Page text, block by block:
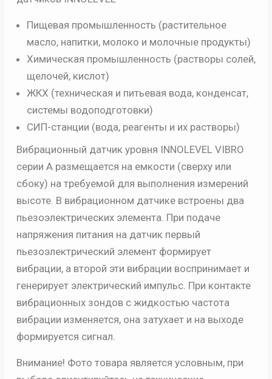
Пищевая промышленность (растительное
масло, напитки, молоко и молочные продукты)
Химическая промышленность (растворы солей,
щелочей, кислот)
ЖКХ (техническая и питьевая вода, конденсат,
системы водоподготовки)
СИП-станции (вода, реагенты и их растворы)
Вибрационный датчик уровня INNOLEVEL VIBRO
серии A размещается на емкости (сверху или
сбоку) на требуемой для выполнения измерений
высоте. В вибрационном датчике встроены два
пьезоэлектрических элемента. При подаче
напряжения питания на датчик первый
пьезоэлектрический элемент формирует
вибрации, а второй эти вибрации воспринимает и
генерирует электрический импульс. При контакте
вибрационных зондов с жидкостью частота
вибрации изменяется, она затухает и на выходе
формируется сигнал.
Внимание! Фото товара является условным, при